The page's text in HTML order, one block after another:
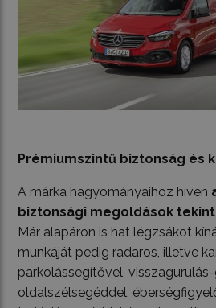
Prémiumszintű biztonság és
A márka hagyományaihoz híven
biztonsági megoldások
Már alapáron is hat légzsákot
munkáját pedig radaros, illetve
parkolássegítővel,
oldalszélsegéddel,